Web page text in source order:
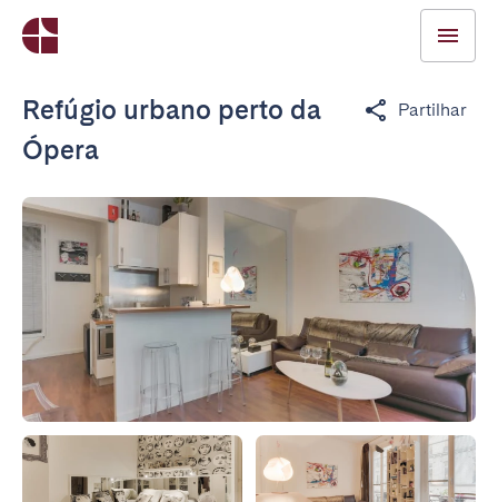
Refúgio urbano perto da
Ópera
Partilhar